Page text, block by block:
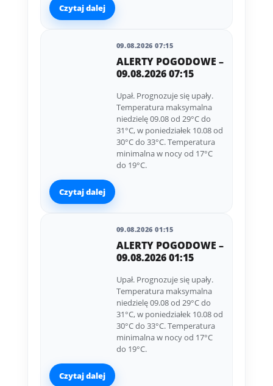
Czytaj dalej
09.08.2026 07:15
ALERTY POGODOWE –
09.08.2026 07:15
Upał. Prognozuje się upały.
Temperatura maksymalna
niedzielę 09.08 od 29°C do
31°C, w poniedziałek 10.08 od
30°C do 33°C. Temperatura
minimalna w nocy od 17°C
do 19°C.
Czytaj dalej
09.08.2026 01:15
ALERTY POGODOWE –
09.08.2026 01:15
Upał. Prognozuje się upały.
Temperatura maksymalna
niedzielę 09.08 od 29°C do
31°C, w poniedziałek 10.08 od
30°C do 33°C. Temperatura
minimalna w nocy od 17°C
do 19°C.
Czytaj dalej